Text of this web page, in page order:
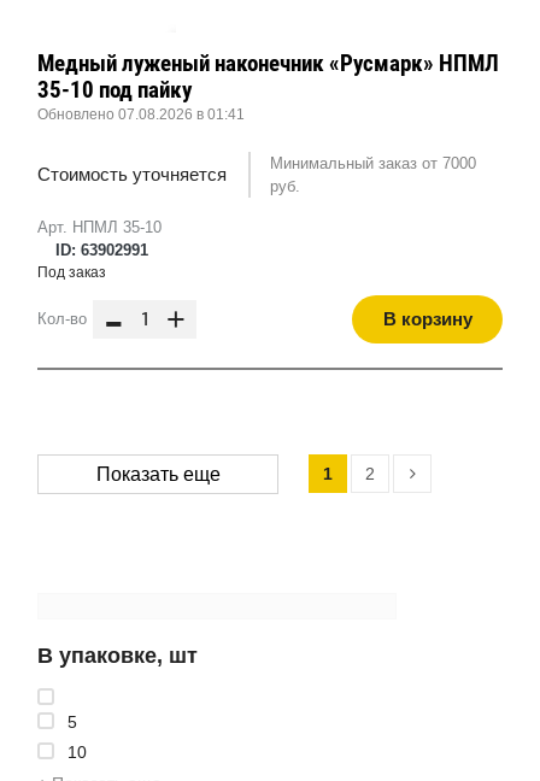
В упаковке, шт
5
10
Арт. НПМЛ 35-10
ID: 63902991
Медный луженый наконечник «Русмарк» НПМЛ
35-10 под пайку
Обновлено 07.08.2026 в 01:41
Стоимость уточняется
Минимальный заказ от 7000
руб.
Под заказ
Кол-во - + В корзину
Показать еще 1 2